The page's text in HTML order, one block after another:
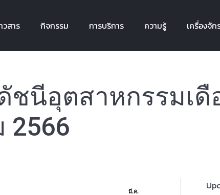
วสาร กิจกรรม การบริการ ความรู้ เครื่องจัก
นีอุตสาหกรรมเดื
2566
มี.ค.
เครื่องจักร